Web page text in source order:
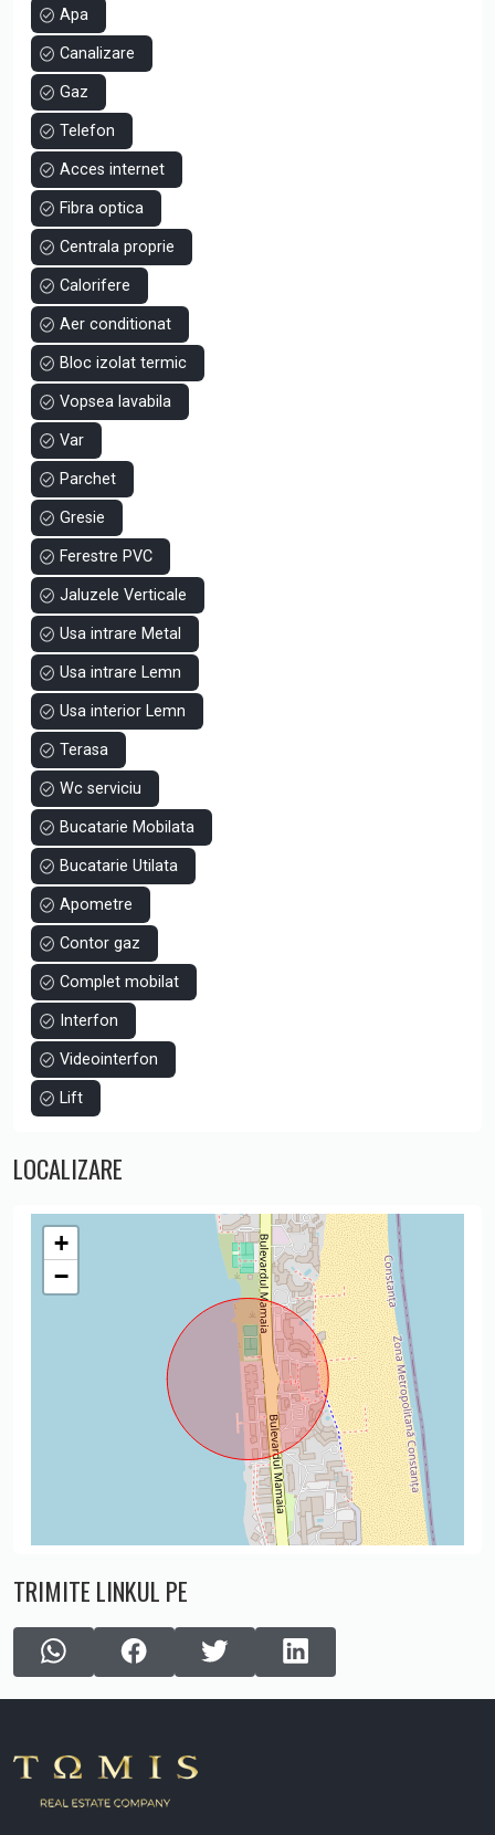
suprafață terasei este de 24,60 mp și este poziționată la
etajul 5 într-un bloc cu 7 etaje.
Imobilul se vinde cum se prezinta in poze la pretul de
120.000euro.
Se poate achizitiona un loc de parcare la pretul de
10.000euro.
Suna și programează o vizionare!
Apa
Canalizare
Gaz
Telefon
Acces internet
Fibra optica
Centrala proprie
Calorifere
Aer conditionat
Bloc izolat termic
Vopsea lavabila
Var
Parchet
Gresie
Ferestre PVC
Jaluzele Verticale
Usa intrare Metal
Usa intrare Lemn
Usa interior Lemn
Terasa
Wc serviciu
Bucatarie Mobilata
Bucatarie Utilata
Apometre
Contor gaz
Complet mobilat
Interfon
Videointerfon
Lift
LOCALIZARE
+
−
TRIMITE LINKUL PE